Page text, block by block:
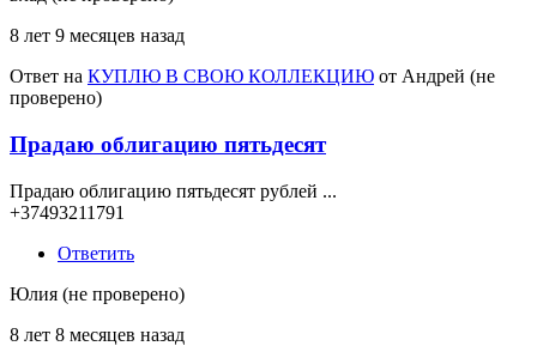
8 лет 9 месяцев назад
Ответ на КУПЛЮ В СВОЮ КОЛЛЕКЦИЮ от Андрей (не
проверено)
Прадаю облигацию пятьдесят
Прадаю облигацию пятьдесят рублей ...
+37493211791
Ответить
Юлия (не проверено)
8 лет 8 месяцев назад